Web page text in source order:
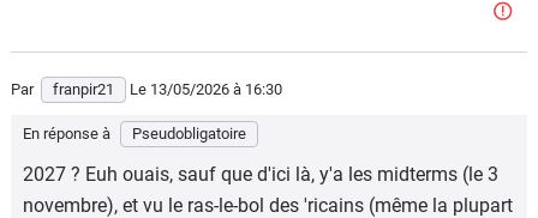
cinglé, mon vieux».
"Dans un récent sondage Washington Post/ABC News,
59% des personnes interrogées jugent que Donald Trump
n'a pas les capacités mentales de diriger le pays et 55%
qu'il n'a pas la santé physique nécessaire."
Par franpir21 Le 13/05/2026 à 16:30
En réponse à Pseudobligatoire
2027 ? Euh ouais, sauf que d'ici là, y'a les midterms (le 3
novembre), et vu le ras-le-bol des 'ricains (même la plupart